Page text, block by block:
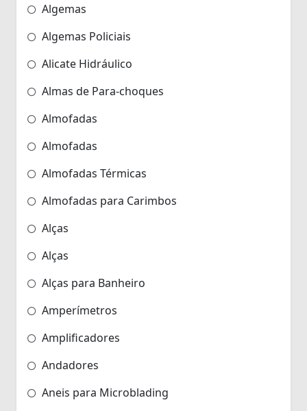
Algemas
Algemas Policiais
Alicate Hidráulico
Almas de Para-choques
Almofadas
Almofadas
Almofadas Térmicas
Almofadas para Carimbos
Alças
Alças
Alças para Banheiro
Amperímetros
Amplificadores
Andadores
Aneis para Microblading